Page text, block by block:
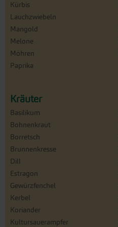
Kürbis
Lauchzwiebeln
Mangold
Melone
Möhren
Paprika
Kräuter
Basilikum
Bohnenkraut
Borretsch
Brunnenkresse
Dill
Estragon
Gewürzfenchel
Kerbel
Koriander
Kultursauerampfer